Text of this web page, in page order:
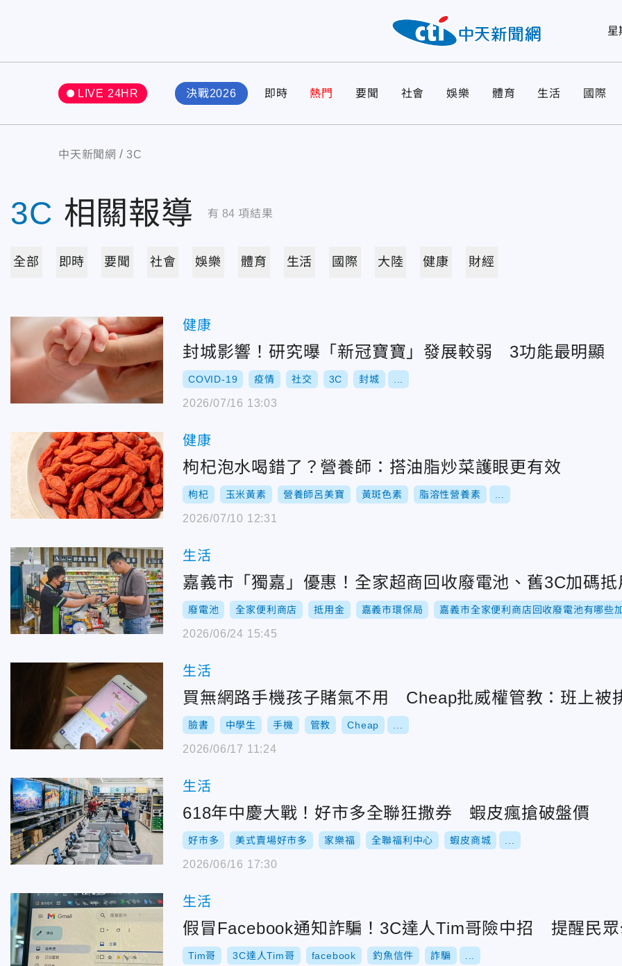
星
LIVE 24HR 決戰2026 即時 熱門 要聞 社會 娛樂 體育 生活 國際
中天新聞網 3C
3C 相關報導 有 84 項結果
全部 即時 要聞 社會 娛樂 體育 生活 國際 大陸 健康 財經
健康
封城影響！研究曝「新冠寶寶」發展較弱 3功能最明顯
COVID-19 疫情 社交 3C 封城
2026/07/16 13:03
健康
枸杞泡水喝錯了？營養師：搭油脂炒菜護眼更有效
枸杞 玉米黃素 營養師呂美寶 黃斑色素 脂溶性營養素
2026/07/10 12:31
生活
嘉義市「獨嘉」優惠！全家超商回收廢電池、舊3C加碼抵
廢電池 全家便利商店 抵用金 嘉義市環保局 嘉義市全家便利商店回收廢電池有哪些
2026/06/24 15:45
生活
買無網路手機孩子賭氣不用 Cheap批威權管教：班上被
臉書 中學生 手機 管教 Cheap
2026/06/17 11:24
生活
618年中慶大戰！好市多全聯狂撒券 蝦皮瘋搶破盤價
好市多 美式賣場好市多 家樂福 全聯福利中心 蝦皮商城
2026/06/16 17:30
生活
假冒Facebook通知詐騙！3C達人Tim哥險中招 提醒民
Tim哥 3C達人Tim哥 facebook 釣魚信件 詐騙